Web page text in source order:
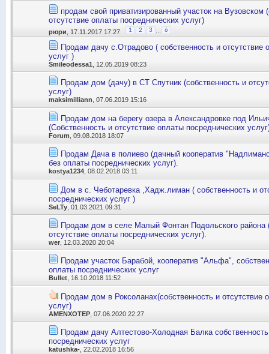
продам свой приватизированный участок на Вузовском
отсутствие оплаты посреднических услуг)
рюри , 17.11.2017 17:27 1 2 3 6
Продам дачу с.Отрадово ( собственность и отсутствие
услуг )
Smileodessa1 , 12.05.2019 08:23
Продам дом (дачу) в СТ Спутник (собственность и
услуг)
maksimilliann , 07.06.2019 15:16
Продам дом на берегу озера в Александровке под
(Собственность и отсутствие оплаты посреднических
Forum , 09.08.2018 18:07
Продам Дача в полиево (дачный кооператив
без оплаты посреднических услуг).
kostya1234 , 08.02.2018 03:11
Дом в с. Чеботаревка ,Хадж.лиман ( собственность и
посреднических услуг )
SeLTy , 01.03.2021 09:31
Продам дом в селе Малый Фонтан Подольского района
отсутствие оплаты посреднических услуг).
wer , 12.03.2020 20:04
Продам участок Барабой, кооператив "Альфа",
оплаты посреднических услуг
Bullet, 16.10.2018 11:52
Продам дом в Роксоланах(собственность и отсутствие
услуг)
AMENXOTEP , 07.06.2020 22:27
Продам дачу Алтестово-Холодная Балка
посреднических услуг
katushka- , 22.02.2018 16:56